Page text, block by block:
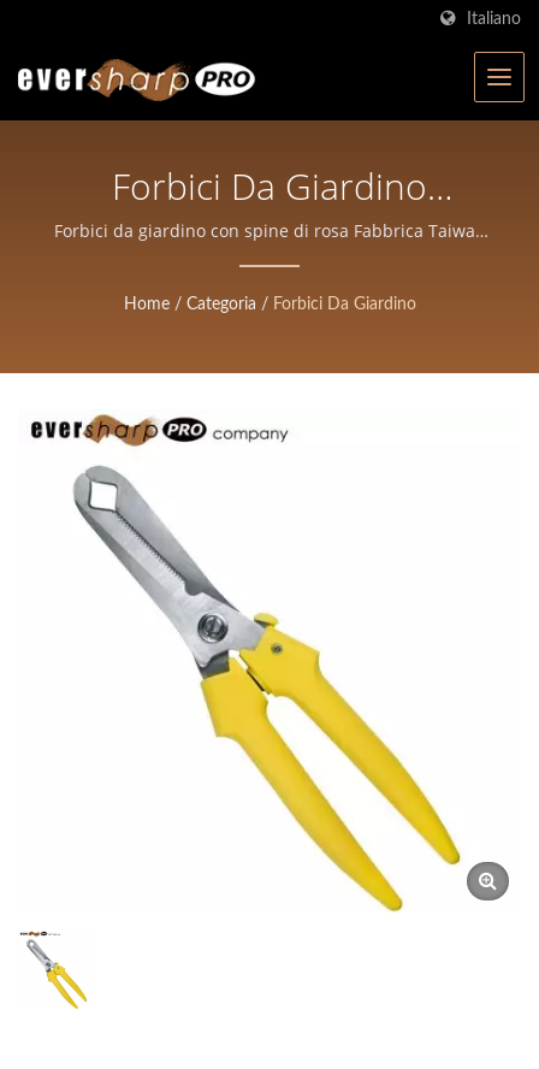
Italiano
Forbici Da Giardino
Professionali Con Spine Di
Rosa | Eversharp Pro
Forbici Certificato ISO Con
Oltre 40 Anni Di
Forbici da giardino con spine di rosa Fabbrica Taiwan
| Produttore di forbici certificato ISO a Taiwan |
Home / Categoria / Forbici Da Giardino